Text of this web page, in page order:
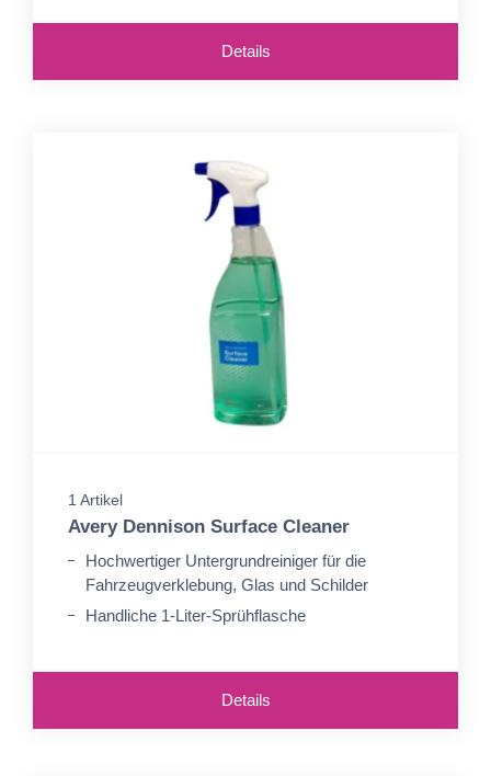
Details
1 Artikel
Avery Dennison Surface Cleaner
Hochwertiger Untergrundreiniger für die
Fahrzeugverklebung, Glas und Schilder
Handliche 1-Liter-Sprühflasche
Details